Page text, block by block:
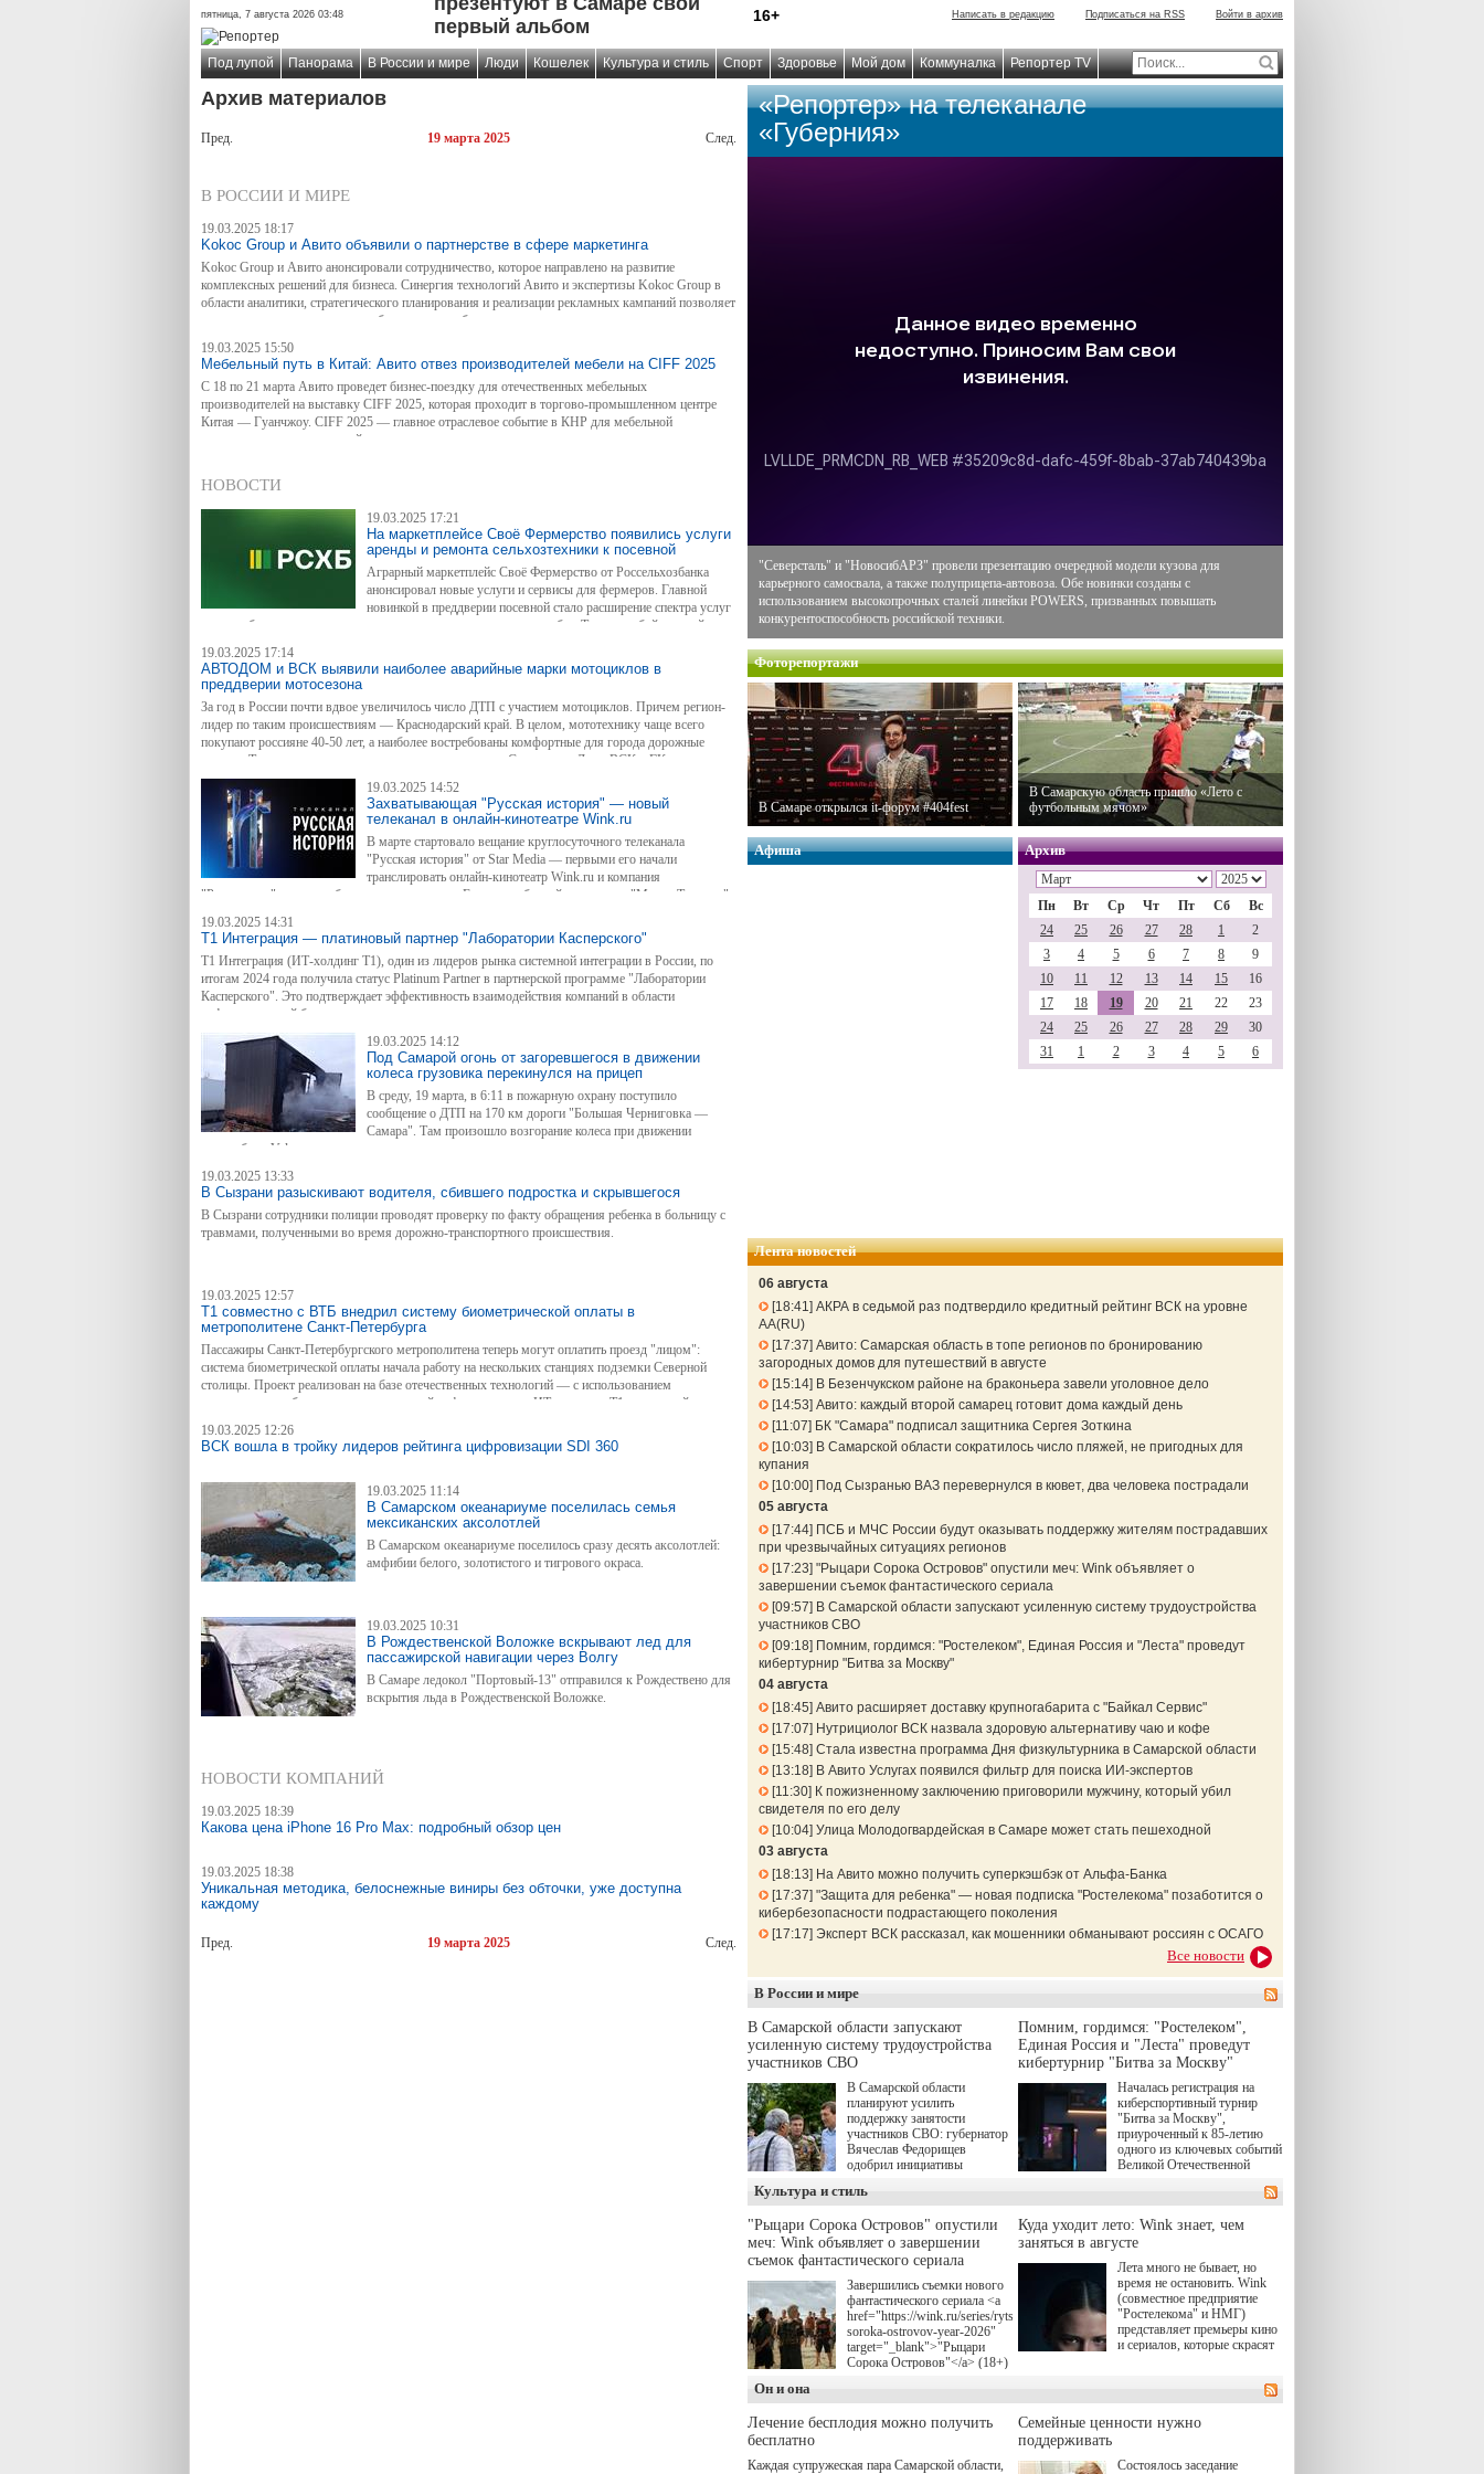
пятница, 7 августа 2026 03:48 16+ Написать в редакцию Подписаться на RSS Войти в архив
первый альбом
Под лупой Панорама В России и мире Люди Кошелек Культура и стиль Спорт Здоровье Мой дом Коммуналка Репортер TV
Архив материалов
Пред. 19 марта 2025 След.
В РОССИИ И МИРЕ
19.03.2025 18:17
Kokoc Group и Авито объявили о партнерстве в сфере маркетинга
Kokoc Group и Авито анонсировали сотрудничество, которое направлено на развитие
комплексных решений для бизнеса. Синергия технологий Авито и экспертизы Kokoc Group в
области аналитики, стратегического планирования и реализации рекламных кампаний позволяет
клиентам группы получать еще более высокие бизнес-результаты.
19.03.2025 15:50
Мебельный путь в Китай: Авито отвез производителей мебели на CIFF 2025
С 18 по 21 марта Авито проведет бизнес-поездку для отечественных мебельных
производителей на выставку CIFF 2025, которая проходит в торгово-промышленном центре
Китая — Гуанчжоу. CIFF 2025 — главное отраслевое событие в КНР для мебельной
промышленности, где российские производители смогут ознакомиться с последними
партнерами из Китая и других стран.
НОВОСТИ
19.03.2025 17:21
На маркетплейсе Своё Фермерство появились услуги
аренды и ремонта сельхозтехники к посевной
Аграрный маркетплейс Своё Фермерство от Россельхозбанка
анонсировал новые услуги и сервисы для фермеров. Главной
новинкой в преддверии посевной стало расширение спектра услуг
для агробизнеса, связанных с выполнением сезонно-полевых работ. Теперь любой аграрий
воспользоваться услугами по выполнению сезонно-полевых работ.
19.03.2025 17:14
АВТОДОМ и ВСК выявили наиболее аварийные марки мотоциклов в
преддверии мотосезона
За год в России почти вдвое увеличилось число ДТП с участием мотоциклов. Причем регион-
лидер по таким происшествиям — Краснодарский край. В целом, мототехнику чаще всего
покупают россияне 40-50 лет, а наиболее востребованы комфортные для города дорожные
модели. Таковы результаты совместного исследования Страхового Дома ВСК и ГК
АВТОДОМ, приуроченного к началу мотосезона.
19.03.2025 14:52
Захватывающая "Русская история" — новый
телеканал в онлайн-кинотеатре Wink.ru
В мaрте стартовало вещание круглосуточного телеканала
"Русская история" от Star Media — первыми его начали
транслировать онлайн-кинотеатр Wink.ru и компания
"Ростелеком" в сетях кабельного телевидения. Его дистрибуцией занимается "Медиа-Телеком"
представлены каналы Star Family, Star Cinema и Bolt компании Star Media.
19.03.2025 14:31
Т1 Интеграция — платиновый партнер "Лаборатории Касперского"
Т1 Интеграция (ИТ-холдинг Т1), один из лидеров рынка системной интеграции в России, по
итогам 2024 года получила статус Platinum Partner в партнерской программе "Лаборатории
Касперского". Это подтверждает эффективность взаимодействия компаний в области
информационной безопасности.
19.03.2025 14:12
Под Самарой огонь от загоревшегося в движении
колеса грузовика перекинулся на прицеп
В среду, 19 марта, в 6:11 в пожарную охрану поступило
сообщение о ДТП на 170 км дороги "Большая Черниговка —
Самара". Там произошло возгорание колеса при движении
автомобиля Volvo с последующим распространением пожара на прицеп.
19.03.2025 13:33
В Сызрани разыскивают водителя, сбившего подростка и скрывшегося
В Сызрани сотрудники полиции проводят проверку по факту обращения ребенка в больницу с
травмами, полученными во время дорожно-транспортного происшествия.
19.03.2025 12:57
Т1 совместно с ВТБ внедрил систему биометрической оплаты в
метрополитене Санкт-Петербурга
Пассажиры Санкт-Петербургского метрополитена теперь могут оплатить проезд "лицом":
система биометрической оплаты начала работу на нескольких станциях подземки Северной
столицы. Проект реализован на базе отечественных технологий — с использованием
программного обеспечения и технической инфраструктуры ИТ-холдинга Т1, платежной
открытого тестового периода будет принято решение о масштабировании сервиса на все станции
метрополитена.
19.03.2025 12:26
ВСК вошла в тройку лидеров рейтинга цифровизации SDI 360
19.03.2025 11:14
В Самарском океанариуме поселилась семья
мексиканских аксолотлей
В Самарском океанариуме поселилось сразу десять аксолотлей:
амфибии белого, золотистого и тигрового окраса.
19.03.2025 10:31
В Рождественской Воложке вскрывают лед для
пассажирской навигации через Волгу
В Самаре ледокол "Портовый-13" отправился к Рождествено для
вскрытия льда в Рождественской Воложке.
НОВОСТИ КОМПАНИЙ
19.03.2025 18:39
Какова цена iPhone 16 Pro Max: подробный обзор цен
19.03.2025 18:38
Уникальная методика, белоснежные виниры без обточки, уже доступна
каждому
Пред. 19 марта 2025 След.
«Репортер» на телеканале
«Губерния»
"Северсталь" и "НовосибАРЗ" провели презентацию очередной модели кузова для
карьерного самосвала, а также полуприцепа-автовоза. Обе новинки созданы с
использованием высокопрочных сталей линейки POWERS, призванных повышать
конкурентоспособность российской техники.
Фоторепортажи
В Самаре открылся it-форум #404fest
В Самарскую область пришло «Лето с
футбольным мячом»
Афиша Архив
Пн Вт Ср Чт Пт Сб
Вс
24
25 26 27 28 1
2
3
4 5 6 7 8
9
10
11 12 13 14 15
16
17
18 19 20 21 22
23
24
25 26 27 28 29
30
31
1 2 3 4 5 6
Лента новостей
06 августа
18:41 АКРА в седьмой раз подтвердило кредитный рейтинг ВСК на уровне
АА(RU)
17:37 Авито: Самарская область в топе регионов по бронированию
загородных домов для путешествий в августе
15:14 В Безенчукском районе на браконьера завели уголовное дело
14:53 Авито: каждый второй самарец готовит дома каждый день
11:07
БК "Самара" подписал защитника Сергея Зоткина
10:03
В Самарской области сократилось число пляжей, не пригодных для
купания
10:00 Под Сызранью ВАЗ перевернулся в кювет, два человека пострадали
05 августа
17:44 ПСБ и МЧС России будут оказывать поддержку жителям пострадавших
при чрезвычайных ситуациях регионов
17:23 "Рыцари Сорока Островов" опустили меч: Wink объявляет о
завершении съемок фантастического сериала
09:57
В Самарской области запускают усиленную систему трудоустройства
участников СВО
09:18 Помним, гордимся: "Ростелеком", Единая Россия и "Леста" проведут
кибертурнир "Битва за Москву"
04 августа
18:45 Авито расширяет доставку крупногабарита с "Байкал Сервис"
17:07
Нутрициолог ВСК назвала здоровую альтернативу чаю и кофе
15:48 Стала известна программа Дня физкультурника в Самарской области
13:18 В Авито Услугах появился фильтр для поиска ИИ-экспертов
11:30 К пожизненному заключению приговорили мужчину, который убил
свидетеля по его делу
10:04 Улица Молодогвардейская в Самаре может стать пешеходной
03 августа
18:13
На Авито можно получить суперкэшбэк от Альфа-Банка
17:37 "Защита для ребенка" — новая подписка "Ростелекома" позаботится о
кибербезопасности подрастающего поколения
17:17 Эксперт ВСК рассказал, как мошенники обманывают россиян с ОСАГО
Все новости
В России и мире
В Самарской области запускают
усиленную систему трудоустройства
участников СВО
В Самарской области
планируют усилить
поддержку занятости
участников СВО: губернатор
Вячеслав Федорищев
одобрил инициативы
Губернской Думы
направленные на
трудоустройство и более
спокойную адаптацию к
мирной жизни.
Помним, гордимся: "Ростелеком",
Единая Россия и "Леста" проведут
кибертурнир "Битва за Москву"
Началась регистрация на
киберспортивный турнир
"Битва за Москву",
приуроченный к 85-летию
одного из ключевых событий
Великой Отечественной
соревнования по онлайн-игре
"Ростелеком", партия
"Единая Россия", игровая
Победы.
Культура и стиль
"Рыцари Сорока Островов" опустили
меч: Wink объявляет о завершении
съемок фантастического сериала
Завершились съемки нового
фантастического сериала <a
href="https://wink.ru/series/rytsari-
soroka-ostrovov-year-2026"
target="_blank">"Рыцари
Сорока Островов"</a> (18+)
мотивам одноименного
исполнили Артем Кошман,
Куда уходит лето: Wink знает, чем
заняться в августе
Лета много не бывает, но
время не остановить. Wink
(совместное предприятие
"Ростелекома" и НМГ)
представляет премьеры кино
и сериалов, которые скрасят
href="https://wink.ru/series/kholod-
year-2026"
экране — весь август по
Он и она
Лечение бесплодия можно получить
бесплатно
Каждая супружеская пара Самарской области,
Семейные ценности нужно
поддерживать
Состоялось заседание